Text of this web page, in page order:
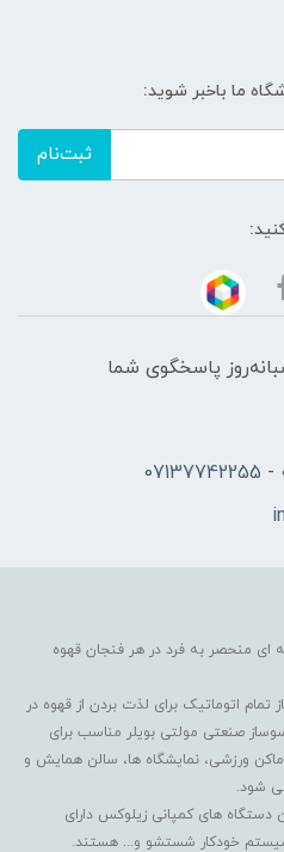
ما باخبر شوید:
ثبت‌نام
۲۴ ساعت شبانه‌روز پاسخگوی شما
ای منحصر به فرد در هر فنجان قهوه
اتوماتیک برای لذت بردن از قهوه در
صنعتی مولتی بویلر مناسب برای
ورزشی، نمایشگاه ها، سالن همایش و
شود.
دستگاه های کمپانی زیلوکس دارای
سیستم خودکار شستشو و... هستند.